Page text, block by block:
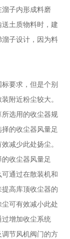
子内形成料磨
土质物料时，建
子设计，因为料
要求，但是个别
附近粉尘较大。
选用的收尘器规
的收尘器风量足
减少此处扬尘。
收尘器风量足
通过在散装机和
高库顶收尘器的
可有效减小此处
增加收尘系统
调节风机阀门的方